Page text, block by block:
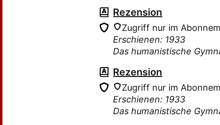
Rezension
Zugriff nur im
Erschienen: 1933
Das humanistische
Rezension
Zugriff nur im
Erschienen: 1933
Das humanistische